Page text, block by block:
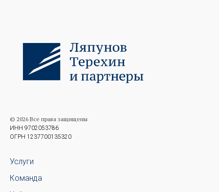
© 2026 Все права защищены
ИНН 9702053786
ОГРН 1237700135320
Услуги
Команда